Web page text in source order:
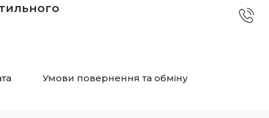
Умови повернення та обміну